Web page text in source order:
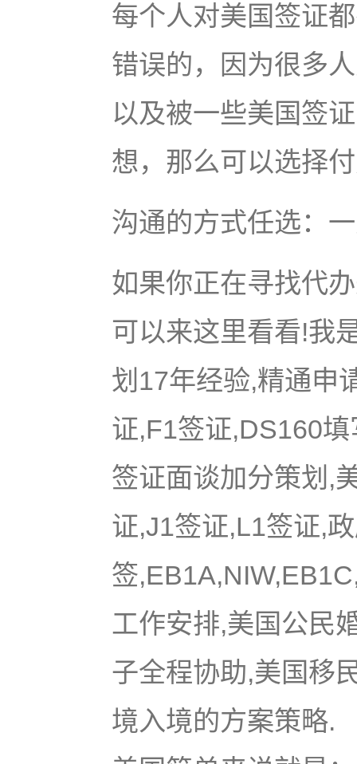
每个人对美国签证
错误的，因为很多
以及被一些美国签
想，那么可以选择
沟通的方式任选：
如果你正在寻找代
可以来这里看看!我
划17年经验,精通申
证,F1签证,DS160
签证面谈加分策划,
证,J1签证,L1签证,
签
工作安排,美国公民
子全程协助,美国移
境入境的方案策略.